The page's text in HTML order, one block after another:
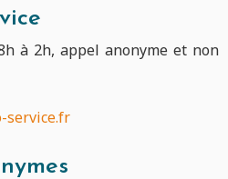
à 2h, appel anonyme et non
service.fr